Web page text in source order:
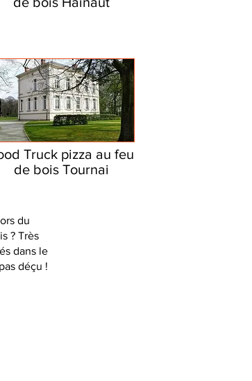
Truck pizza au feu
de bois Tournai
du
? Très
dans le
déçu !